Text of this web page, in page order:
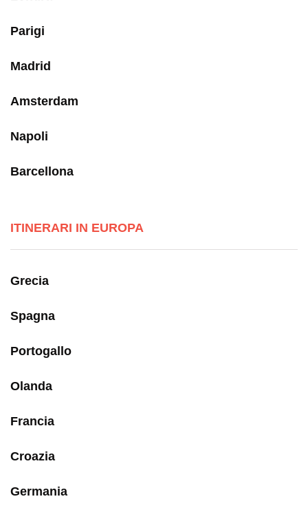
Parigi
Madrid
Amsterdam
Napoli
Barcellona
ITINERARI IN EUROPA
Grecia
Spagna
Portogallo
Olanda
Francia
Croazia
Germania